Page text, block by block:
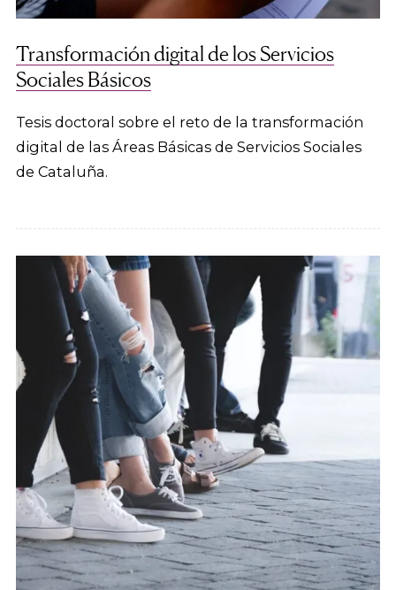
Transformación digital de los Servicios
Sociales Básicos
Tesis doctoral sobre el reto de la transformación
digital de las Áreas Básicas de Servicios Sociales
de Cataluña.